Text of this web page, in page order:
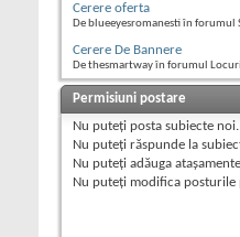
Cerere oferta
De blueeyesromanesti în forumul
Cerere De Bannere
De thesmartway în forumul
Permisiuni postare
Nu puteţi posta subiecte noi.
Nu puteţi răspunde la
Nu puteţi adăuga ataşamente
Nu puteţi modifica posturile